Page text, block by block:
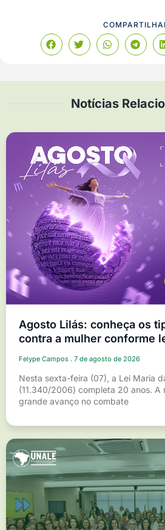
Notícias
Agosto Lilás: conheça os
contra a mulher conforme
Felype Campos 7 de agosto de 2026
Nesta sexta-feira (07), a Lei Maria
(11.340/2006) completa 20 anos. A
grande avanço no combate